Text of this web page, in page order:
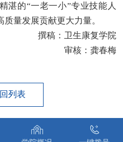
湛的“一老一小”专业技能人
量发展贡献更大力量。
撰稿：卫生康复学院
审核：龚春梅
列表
 